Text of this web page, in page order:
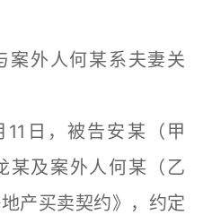
外人何某系夫妻关
日，被告安某（甲
某及案外人何某（乙
产买卖契约》，约定